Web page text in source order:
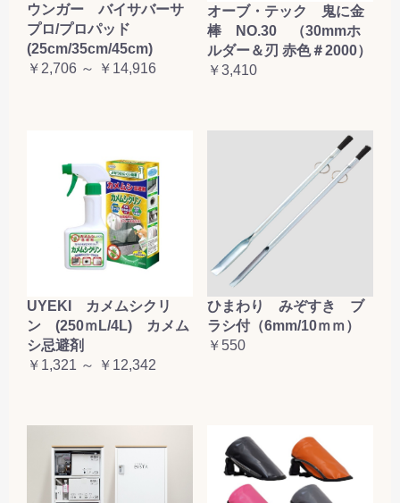
ウンガー バイサバーサ
プロ/プロパッド
(25cm/35cm/45cm)
￥2,706 ～ ￥14,916
オーブ・テック 鬼に金
棒 NO.30 （30mmホ
ルダー＆刃 赤色＃2000）
￥3,410
UYEKI カメムシクリ
ン (250ｍL/4L) カメム
シ忌避剤
￥1,321 ～ ￥12,342
ひまわり みぞすき ブ
ラシ付（6mm/10ｍｍ）
￥550